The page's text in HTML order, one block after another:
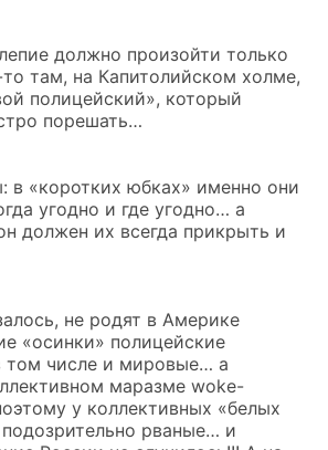
должно произойти только
то там, на Капитолийском холме,
полицейский», который
порешать…
в «коротких юбках» именно они
угодно и где угодно… а
должен их всегда прикрыть и
не родят в Америке
«осинки» полицейские
том числе и мировые… а
маразме woke-
у коллективных «белых
рваные… и